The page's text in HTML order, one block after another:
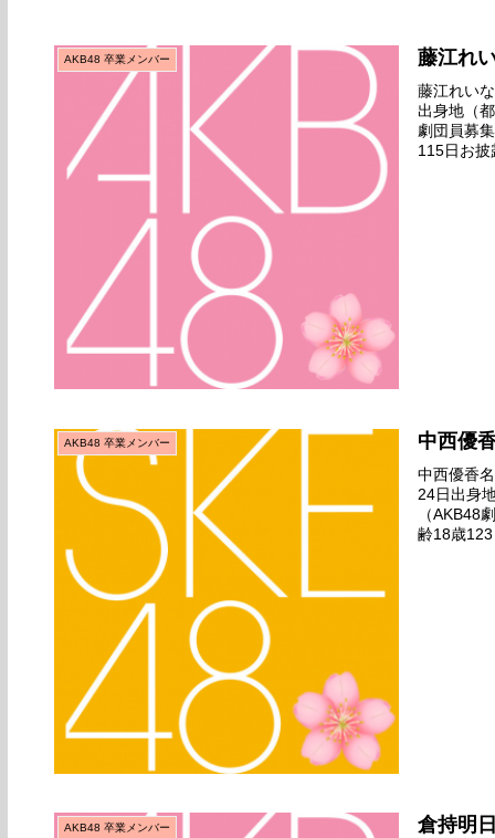
AKB48 卒業メンバー 藤江れ
藤江れい
出身地（
劇団員募
115日お
AKB48 卒業メンバー 中西優
中西優香
24日出身
（AKB48
齢18歳
AKB48 卒業メンバー 倉持明